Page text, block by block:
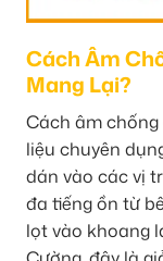
Cách Âm
Mang Lại?
Cách âm
liệu chuyên
dán vào các vị
đa tiếng ồn từ
lọt vào khoang